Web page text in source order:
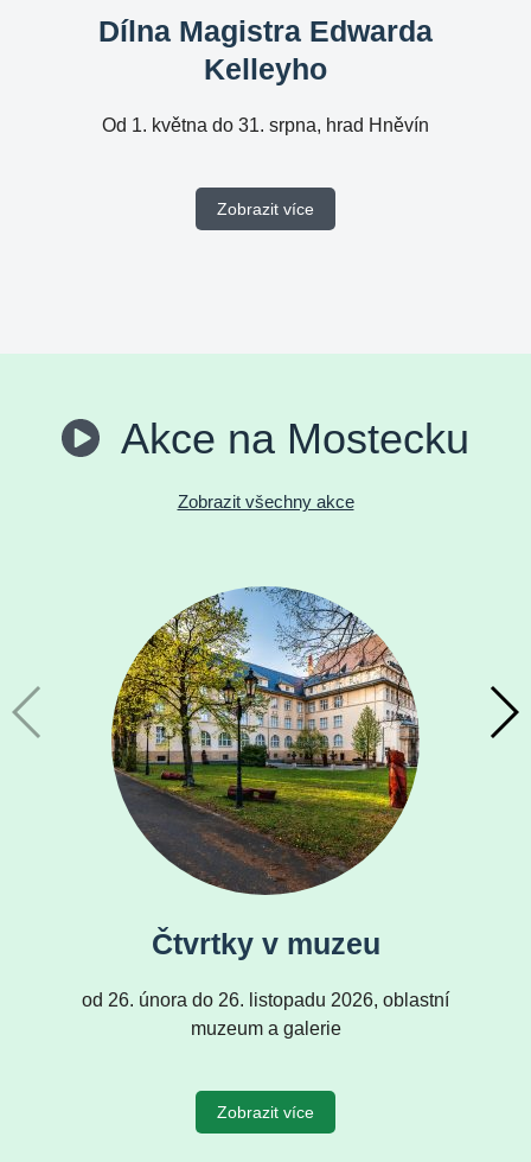
Dílna Magistra Edwarda
Kelleyho
Od 1. května do 31. srpna, hrad Hněvín
Zobrazit více
Akce na Mostecku
Zobrazit všechny akce
Čtvrtky v muzeu
od 26. února do 26. listopadu 2026, oblastní
muzeum a galerie
Zobrazit více